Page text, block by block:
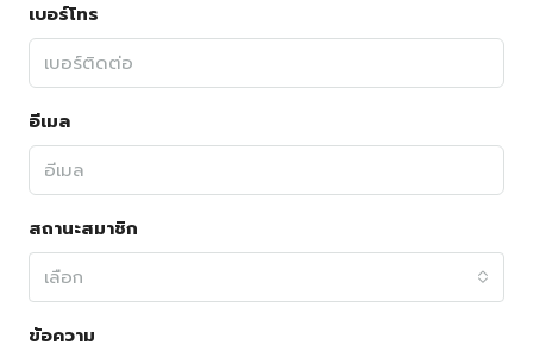
เบอร์โทร
อีเมล
สถานะสมาชิก
เลือก
ข้อความ